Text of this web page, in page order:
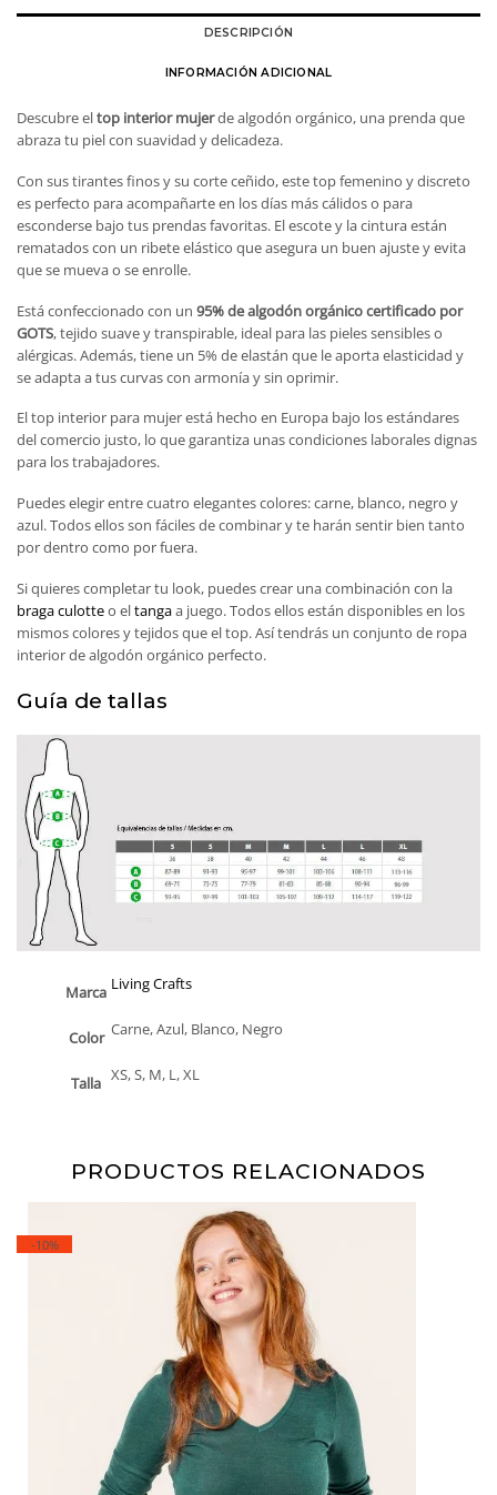
DESCRIPCIÓN
INFORMACIÓN ADICIONAL
Descubre eltop interior mujerde algodón orgánico, una prenda que
abraza tu piel con suavidad y delicadeza.
Con sus tirantes finos y su corte ceñido, este top femenino y discreto
es perfecto para acompañarte en los días más cálidos o para
esconderse bajo tus prendas favoritas. El escote y la cintura están
rematados con un ribete elástico que asegura un buen ajuste y evita
que se mueva o se enrolle.
Está confeccionado con un 95% de algodón orgánico certificado por
GOTS, tejido suave y transpirable, ideal para las pieles sensibles o
alérgicas. Además, tiene un 5% de elastán que le aporta elasticidad y
se adapta a tus curvas con armonía y sin oprimir.
El top interior para mujer está hecho en Europa bajo los estándares
del comercio justo, lo que garantiza unas condiciones laborales dignas
para los trabajadores.
Puedes elegir entre cuatro elegantes colores: carne, blanco, negro y
azul. Todos ellos son fáciles de combinar y te harán sentir bien tanto
por dentro como por fuera.
Si quieres completar tu look, puedes crear una combinación con la
braga culotteo eltangaa juego. Todos ellos están disponibles en los
mismos colores y tejidos que el top. Así tendrás un conjunto de ropa
interior de algodón orgánico perfecto.
Guía de tallas
Marca Living Crafts
Color Carne, Azul, Blanco, Negro
Talla XS, S, M, L, XL
PRODUCTOS RELACIONADOS
-10%